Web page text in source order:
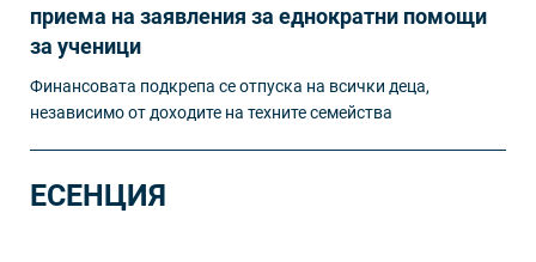
приема на заявления за еднократни помощи
за ученици
Финансовата подкрепа се отпуска на всички деца,
независимо от доходите на техните семейства
ЕСЕНЦИЯ